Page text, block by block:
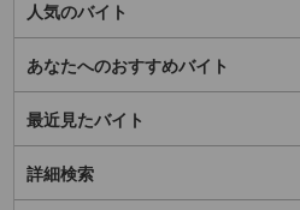
人気のバイト
あなたへのおすすめバイト
最近見たバイト
詳細検索